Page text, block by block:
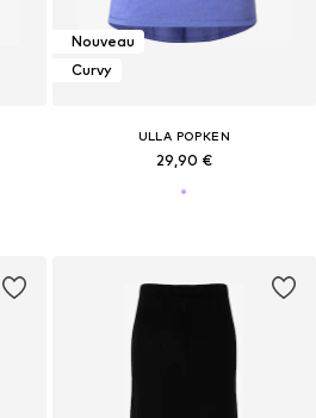
Nouveau
Curvy
ULLA POPKEN
29,90 €